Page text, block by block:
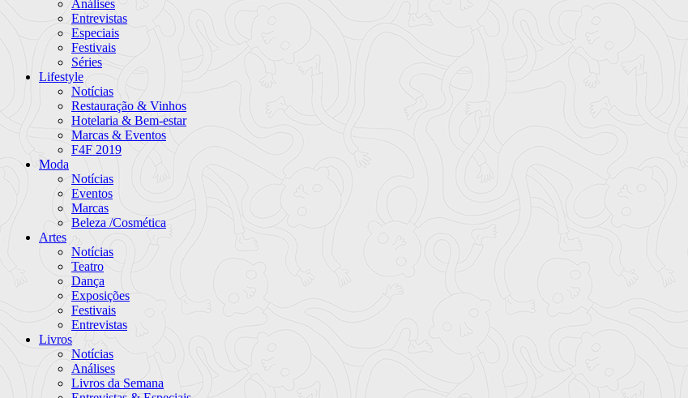
Análises
Entrevistas
Especiais
Festivais
Séries
Lifestyle
Notícias
Restauração & Vinhos
Hotelaria & Bem-estar
Marcas & Eventos
F4F 2019
Moda
Notícias
Eventos
Marcas
Beleza /Cosmética
Artes
Notícias
Teatro
Dança
Exposições
Festivais
Entrevistas
Livros
Notícias
Análises
Livros da Semana